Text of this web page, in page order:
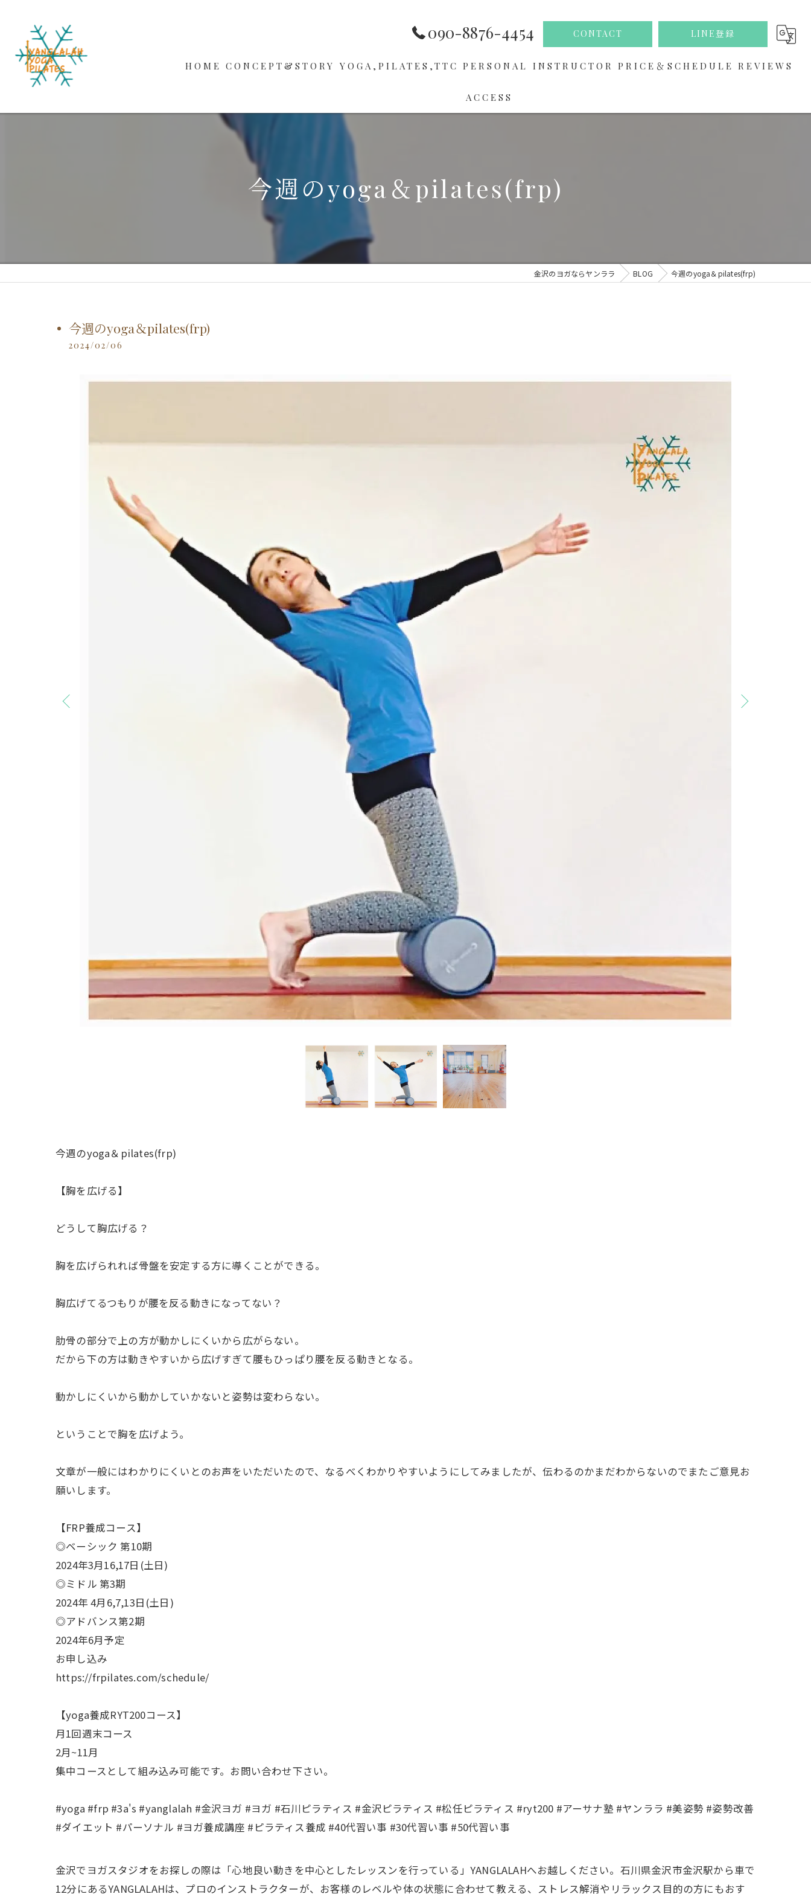
090-8876-4454 CONTACT LINE登録
HOME CONCEPT&STORY
BEGINNER
MALE
YOGA,PILATES,TTC
TTC
PERSONAL INSTRUCTOR PRICE＆SCHEDULE REVIEWS
ACCESS
今週のyoga＆pilates(frp)
金沢のヨガならヤンララ BLOG 今週のyoga＆pilates(frp)
今週のyoga＆pilates(frp)
2024/02/06
今週のyoga＆pilates(frp)
【胸を広げる】
どうして胸広げる？
胸を広げられれば骨盤を安定する方に導くことができる。
胸広げてるつもりが腰を反る動きになってない？
肋骨の部分で上の方が動かしにくいから広がらない。
だから下の方は動きやすいから広げすぎて腰もひっぱり腰を反る動きとなる。
動かしにくいから動かしていかないと姿勢は変わらない。
ということで胸を広げよう。
文章が一般にはわかりにくいとのお声をいただいたので、なるべくわかりやすいようにしてみましたが、伝わるのかまだわからないのでまたご意見お
願いします。
【FRP養成コース】
◎ベーシック 第10期
2024年3月16,17日(土日)
◎ミドル 第3期
2024年 4月6,7,13日(土日)
◎アドバンス第2期
2024年6月予定
お申し込み
https://frpilates.com/schedule/
【yoga養成RYT200コース】
月1回週末コース
2月~11月
集中コースとして組み込み可能です。お問い合わせ下さい。
#yoga #frp #3a's #yanglalah #金沢ヨガ #ヨガ #石川ピラティス #金沢ピラティス #松任ピラティス #ryt200 #アーサナ塾 #ヤンララ #美姿勢 #姿勢改善
#ダイエット #パーソナル #ヨガ養成講座 #ピラティス養成 #40代習い事 #30代習い事 #50代習い事
金沢でヨガスタジオをお探しの際は「心地良い動きを中心としたレッスンを行っている」YANGLALAHへお越しください。石川県金沢市金沢駅から車で
12分にあるYANGLALAHは、プロのインストラクターが、お客様のレベルや体の状態に合わせて教える、ストレス解消やリラックス目的の方にもおす